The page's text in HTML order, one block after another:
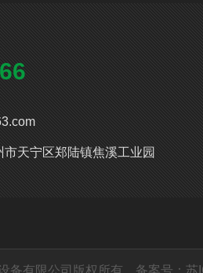
市天宁区郑陆镇焦溪工业园
备有限公司版权所有 备案号：苏